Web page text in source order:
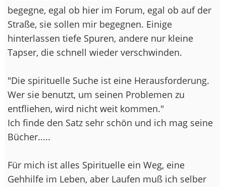
begegne, egal ob hier im Forum, egal ob auf der
Straße, sie sollen mir begegnen. Einige
hinterlassen tiefe Spuren, andere nur kleine
Tapser, die schnell wieder verschwinden.
"Die spirituelle Suche ist eine Herausforderung.
Wer sie benutzt, um seinen Problemen zu
entfliehen, wird nicht weit kommen."
Ich finde den Satz sehr schön und ich mag seine
Bücher.....
Für mich ist alles Spirituelle ein Weg, eine
Gehhilfe im Leben, aber Laufen muß ich selber